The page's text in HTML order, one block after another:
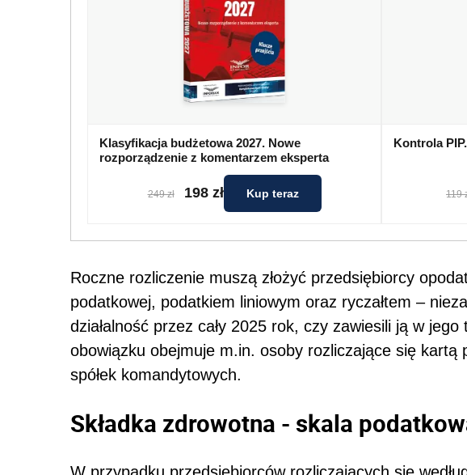
Klasyfikacja budżetowa 2027. Nowe
rozporządzenie z komentarzem eksperta
249 zł 198 zł Kup teraz
Kontrola
119
Roczne rozliczenie muszą złożyć przedsiębiorcy
podatkowej, podatkiem liniowym oraz ryczałtem –
działalność przez cały 2025 rok, czy zawiesili ją w
obowiązku obejmuje m.in. osoby rozliczające się kartą
spółek komandytowych.
Składka zdrowotna - skala
W przypadku przedsiębiorców rozliczających się